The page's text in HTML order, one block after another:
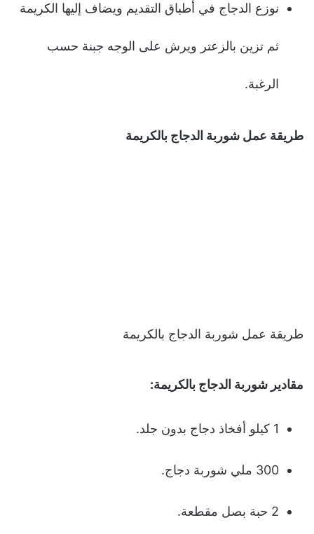
نوزع الدجاج في أطباق التقديم ويضاف إليها الكريمة
ثم تزين بالزعتر ويرش على الوجه جبنة حسب
الرغبة.
طريقة عمل شوربة الدجاج بالكريمة
طريقة عمل شوربة الدجاج بالكريمة
مقادير شوربة الدجاج بالكريمة:
1 كيلو أفخاذ دجاج بدون جلد.
300 ملي شوربة دجاج.
2 حبة بصل مقطعة.